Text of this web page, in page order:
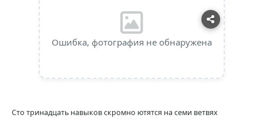
Ошибка, фотография не обнаружена
Сто тринадцать навыков скромно ютятся на семи ветвях